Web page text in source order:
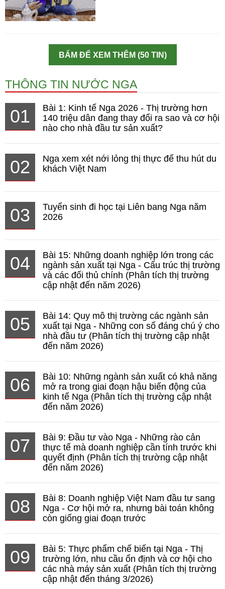
BẤM ĐỂ XEM THÊM (50 TIN)
THÔNG TIN NƯỚC NGA
01
Bài 1: Kinh tế Nga 2026 - Thị trường hơn
140 triệu dân đang thay đổi ra sao và cơ hội
nào cho nhà đầu tư sản xuất?
02
Nga xem xét nới lỏng thị thực để thu hút du
khách Việt Nam
03
Tuyển sinh đi học tại Liên bang Nga năm
2026
04
Bài 15: Những doanh nghiệp lớn trong các
ngành sản xuất tại Nga - Cấu trúc thị trường
và các đối thủ chính (Phân tích thị trường
cập nhật đến năm 2026)
05
Bài 14: Quy mô thị trường các ngành sản
xuất tại Nga - Những con số đáng chú ý cho
nhà đầu tư (Phân tích thị trường cập nhật
đến năm 2026)
06
Bài 10: Những ngành sản xuất có khả năng
mở ra trong giai đoạn hậu biến động của
kinh tế Nga (Phân tích thị trường cập nhật
đến năm 2026)
07
Bài 9: Đầu tư vào Nga - Những rào cản
thực tế mà doanh nghiệp cần tính trước khi
quyết định (Phân tích thị trường cập nhật
đến năm 2026)
08
Bài 8: Doanh nghiệp Việt Nam đầu tư sang
Nga - Cơ hội mở ra, nhưng bài toán không
còn giống giai đoạn trước
09
Bài 5: Thực phẩm chế biến tại Nga - Thị
trường lớn, nhu cầu ổn định và cơ hội cho
các nhà máy sản xuất (Phân tích thị trường
cập nhật đến tháng 3/2026)